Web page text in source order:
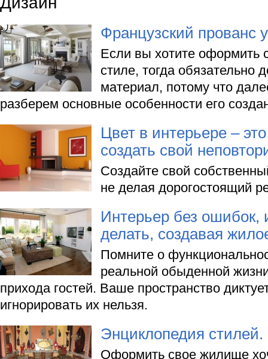
Французский прованс
Если вы хотите оформить
стиле, тогда обязательно
материал, потому что
разберем основные особенности его
Цвет в интерьере –
создать свой
Создайте свой
не делая дорогостоящий
Интерьер без ошибок,
делать, создавая
Помните о
реальной обыденной
прихода гостей. Ваше пространство
игнорировать их нельзя.
Энциклопедия стилей.
Оформить свое жилище